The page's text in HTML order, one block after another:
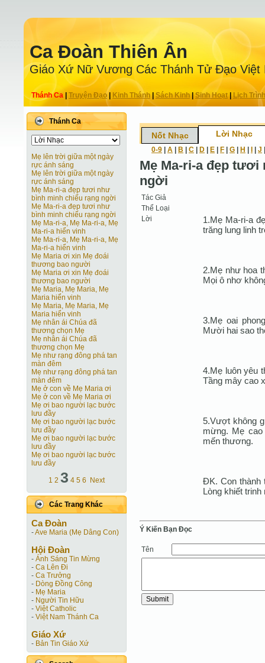
Ca Ðoàn Thiên Ân
Giáo Xứ Nữ Vương Các Thánh Tử Ðạo Việt
Thánh Ca Truyện Ðạo| Kinh Thánh Sách Kinh|Sinh Hoạt| Lịch Trình
Thánh Ca
Mẹ lên trời giữa một ngày
rực ánh sáng
Mẹ lên trời giữa một ngày
rực ánh sáng
Mẹ Ma-ri-a đẹp tươi như
bình minh chiếu rạng ngời
Mẹ Ma-ri-a đẹp tươi như
bình minh chiếu rạng ngời
Mẹ Ma-ri-a, Mẹ Ma-ri-a, Mẹ
Ma-ri-a hiển vinh
Mẹ Ma-ri-a, Mẹ Ma-ri-a, Mẹ
Ma-ri-a hiển vinh
Mẹ Maria ơi xin Mẹ đoái
thương bao người
Mẹ Maria ơi xin Mẹ đoái
thương bao người
Mẹ Maria, Mẹ Maria, Mẹ
Maria hiển vinh
Mẹ Maria, Mẹ Maria, Mẹ
Maria hiển vinh
Mẹ nhân ái Chúa đã
thương chọn Mẹ
Mẹ nhân ái Chúa đã
thương chọn Mẹ
Mẹ như rạng đông phá tan
màn đêm
Mẹ như rạng đông phá tan
màn đêm
Mẹ ở con về Mẹ Maria ơi
Mẹ ở con về Mẹ Maria ơi
Mẹ ơi bao người lạc bước
lưu đầy
Mẹ ơi bao người lạc bước
lưu đầy
Mẹ ơi bao người lạc bước
lưu đầy
Mẹ ơi bao người lạc bước
lưu đầy
1 2 3 4 5 6 Next
Các Trang Khác
Ca Ðoàn
-Ave Maria (Mẹ Dâng Con)
Hội Ðoàn
- Ánh Sáng Tin Mừng
- Ca Lên Đi
- Ca Trưởng
- Dòng Đồng Công
- Mẹ Maria
- Người Tin Hữu
- Việt Catholic
- Việt Nam Thánh Ca
Giáo Xứ
- Bản Tin Giáo Xứ
Nốt Nhạc Lời Nhạc
0-9 A B C D E F G H J
Mẹ Ma-ri-a đẹp
ngời
Tác Giả
Thể Loại
Lời
1.Mẹ Ma-ri-a
trăng lung linh
2.Mẹ như hoa
Mọi ô nhơ
3.Mẹ oai
Mười hai sao
4.Mẹ luôn yêu
Tầng mây cao
5.Vượt không
mừng. Mẹ
mến thương.
ÐK. Con thành
Lòng khiết
Ý Kiến Bạn Ðọc
Tên